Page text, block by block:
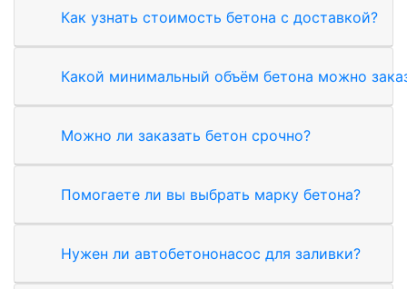
Как узнать стоимость бетона с доставкой?
Какой минимальный объём бетона можно
Можно ли заказать бетон срочно?
Помогаете ли вы выбрать марку бетона?
Нужен ли автобетононасос для заливки?